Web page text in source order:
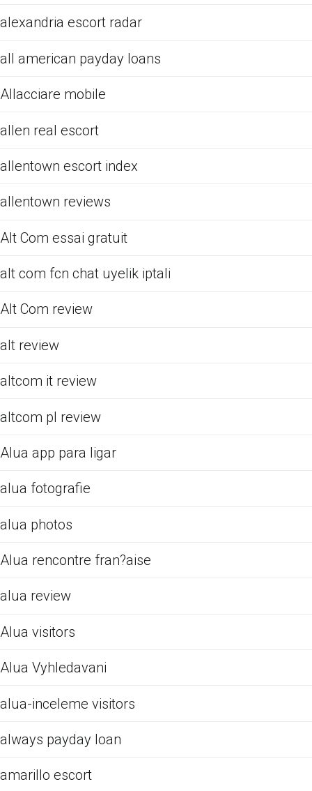
alexandria escort radar
all american payday loans
Allacciare mobile
allen real escort
allentown escort index
allentown reviews
Alt Com essai gratuit
alt com fcn chat uyelik iptali
Alt Com review
alt review
altcom it review
altcom pl review
Alua app para ligar
alua fotografie
alua photos
Alua rencontre fran?aise
alua review
Alua visitors
Alua Vyhledavani
alua-inceleme visitors
always payday loan
amarillo escort